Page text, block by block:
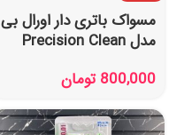
مسواک باتری دار اورال بی
مدل Precision Clean
800,000 تومان